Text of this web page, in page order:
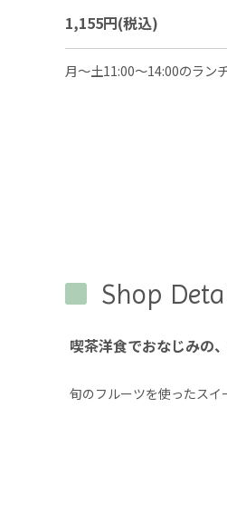
1,155円(税込)
Shop
喫茶洋食でおなじみの
旬のフルーツを使ったスイ